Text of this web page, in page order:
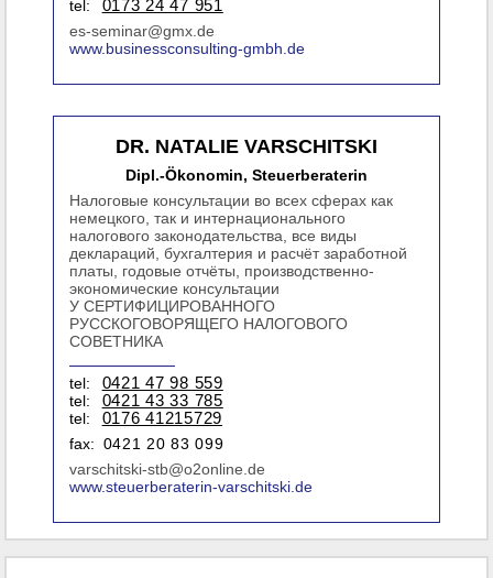
tel:
0173 24 47 951
es-seminar@gmx.de
www.businessconsulting-gmbh.de
DR. NATALIE VARSCHITSKI
Dipl.-Ökonomin, Steuerberaterin
Налоговые консультации во всех сферах как
немецкого, так и интернационального
налогового законодательства, все виды
деклараций, бухгалтерия и расчёт заработной
платы, годовые отчёты, производственно-
экономические консультации
У СЕРТИФИЦИРОВАННОГО
РУССКОГОВОРЯЩЕГО НАЛОГОВОГО
СОВЕТНИКА
tel:
0421 47 98 559
tel:
0421 43 33 785
tel:
0176 41215729
fax: 0421 20 83 099
varschitski-stb@o2online.de
www.steuerberaterin-varschitski.de